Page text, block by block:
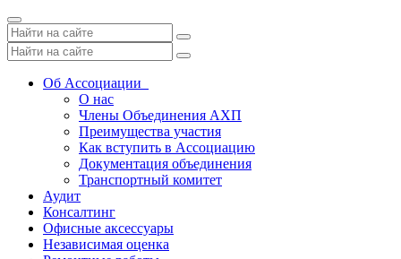
Toggle
navigation
Об Ассоциации
О нас
Члены Объединения АХП
Преимущества участия
Как вступить в Ассоциацию
Документация объединения
Транспортный комитет
Аудит
Консалтинг
Офисные аксессуары
Независимая оценка